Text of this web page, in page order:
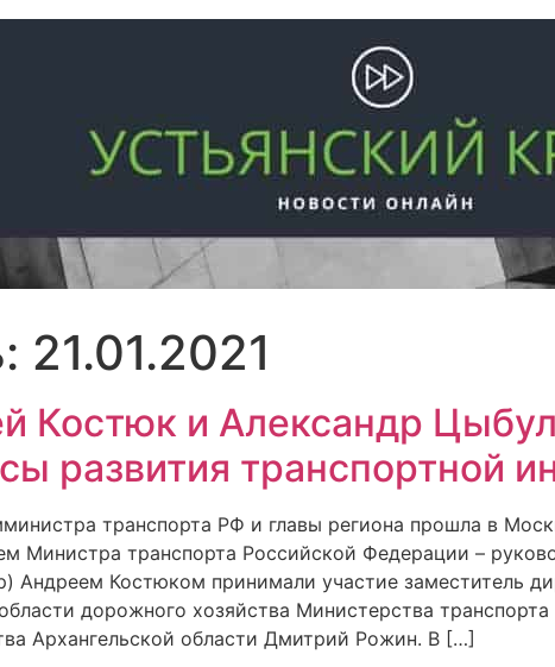
21.01.2021
Костюк и Александр
развития транспортной
транспорта РФ и главы региона прошла в
Министра транспорта Российской Федерации –
Андреем Костюком принимали участие заместитель
дорожного хозяйства Министерства
Архангельской области Дмитрий Рожин. В […]